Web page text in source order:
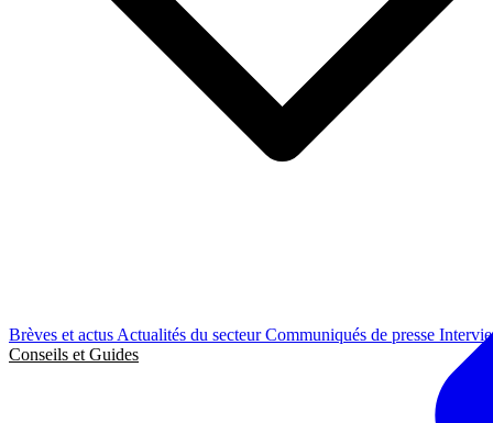
Brèves et actus Actualités du secteurCommuniqués de presse
Conseils et Guides